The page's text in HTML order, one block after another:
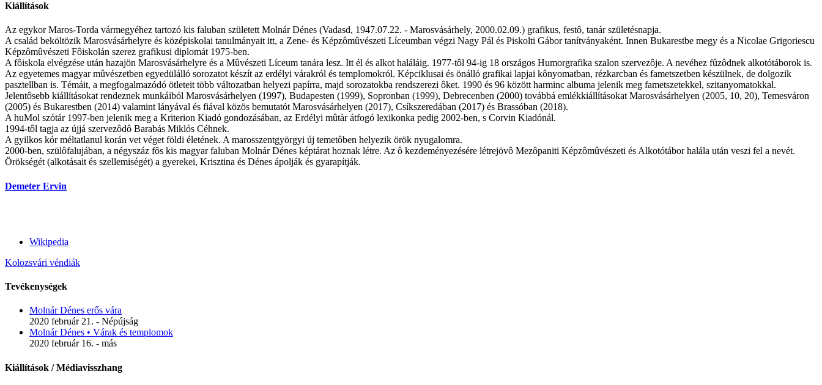
Kiállítások
Az egykor Maros-Torda vármegyéhez tartozó kis faluban született Molnár Dénes (Vadasd, 1947.07.22. - Marosvásárhely, 2000.02.09.) grafikus, festô, tanár születésnapja.
A család beköltözik Marosvásárhelyre és középiskolai tanulmányait itt, a Zene- és Képzômûvészeti Líceumban végzi Nagy Pál és Piskolti Gábor tanítványaként. Innen Bukarestbe megy és a Nicolae Grigoriescu
Képzômûvészeti Fôiskolán szerez grafikusi diplomát 1975-ben.
A fôiskola elvégzése után hazajön Marosvásárhelyre és a Mûvészeti Líceum tanára lesz. Itt él és alkot haláláig. 1977-tôl 94-ig 18 országos Humorgrafika szalon szervezôje. A nevéhez fûzôdnek alkotótáborok is.
Az egyetemes magyar mûvészetben egyedülálló sorozatot készít az erdélyi várakról és templomokról. Képciklusai és önálló grafikai lapjai kônyomatban, rézkarcban és fametszetben készülnek, de dolgozik
pasztellban is. Témáit, a megfogalmazódó ötleteit több változatban helyezi papírra, majd sorozatokba rendszerezi ôket. 1990 és 96 között harminc albuma jelenik meg fametszetekkel, szitanyomatokkal.
Jelentôsebb kiállításokat rendeznek munkáiból Marosvásárhelyen (1997), Budapesten (1999), Sopronban (1999), Debrecenben (2000) továbbá emlékkiállításokat Marosvásárhelyen (2005, 10, 20), Temesváron
(2005) és Bukarestben (2014) valamint lányával és fiával közös bemutatót Marosvásárhelyen (2017), Csíkszeredában (2017) és Brassóban (2018).
A huMol szótár 1997-ben jelenik meg a Kriterion Kiadó gondozásában, az Erdélyi mûtàr átfogó lexikonka pedig 2002-ben, s Corvin Kiadónál.
1994-tôl tagja az újjá szervezôdô Barabás Miklós Céhnek.
A gyilkos kór méltatlanul korán vet véget földi életének. A marosszentgyörgyi új temetôben helyezik örök nyugalomra.
2000-ben, szülôfalujában, a négyszáz fôs kis magyar faluban Molnár Dénes képtárat hoznak létre. Az ô kezdeményezésére létrejövô Mezôpaniti Képzômûvészeti és Alkotótábor halála után veszi fel a nevét.
Örökségét (alkotásait és szellemiségét) a gyerekei, Krisztina és Dénes ápolják és gyarapítják.
Demeter Ervin
Wikipedia
Kolozsvári véndiák
Tevékenységek
Molnár Dénes erős vára
2020 február 21. - Népújság
Molnár Dénes • Várak és templomok
2020 február 16. - más
Kiállítások / Médiavisszhang